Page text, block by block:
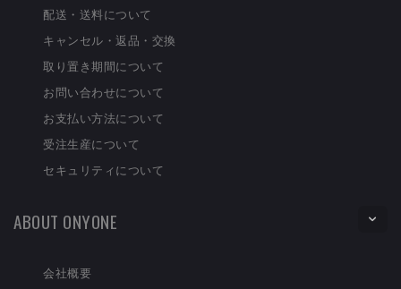
配送・送料について
キャンセル・返品・交換
取り置き期間について
お問い合わせについて
お支払い方法について
受注生産について
セキュリティについて
ABOUT ONYONE
会社概要